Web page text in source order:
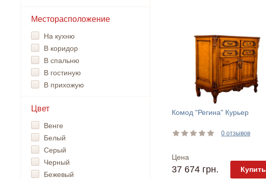
Месторасположение
На кухню
В коридор
В спальню
В гостиную
В прихожую
Цвет
Венге
Белый
Серый
Черный
Бежевый
Комод "Регина" Курьер
0 отзывов
Цена
37 674 грн. Купить